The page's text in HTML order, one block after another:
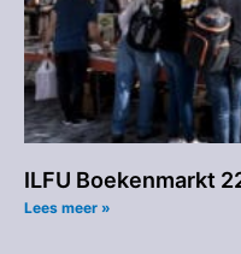
ILFU Boekenmarkt
Lees meer »